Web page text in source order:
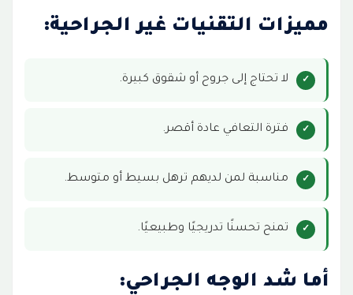
مميزات التقنيات غير الجراحية:
لا تحتاج إلى جروح أو شقوق كبيرة.
فترة التعافي عادة أقصر.
مناسبة لمن لديهم ترهل بسيط أو متوسط.
تمنح تحسنًا تدريجيًا وطبيعيًا.
أما شد الوجه الجراحي: